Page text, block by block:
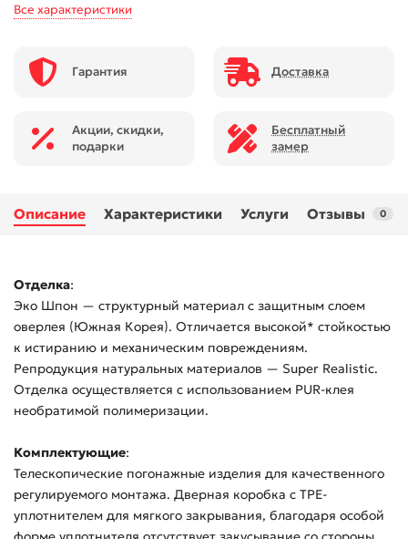
Все характеристики
Гарантия Доставка
Акции, скидки,
подарки
Бесплатный
замер
Описание Характеристики Услуги Отзывы 0
Отделка:
Эко Шпон — структурный материал с защитным слоем
оверлея (Южная Корея). Отличается высокой* стойкостью
к истиранию и механическим повреждениям.
Репродукция натуральных материалов — Super Realistic.
Отделка осуществляется с использованием PUR-клея
необратимой полимеризации.
Комплектующие:
Телескопические погонажные изделия для качественного
регулируемого монтажа. Дверная коробка с TPE-
уплотнителем для мягкого закрывания, благодаря особой